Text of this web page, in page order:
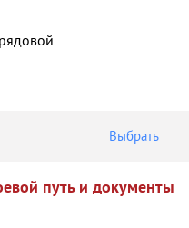
рядовой
Выбрать
путь и документы